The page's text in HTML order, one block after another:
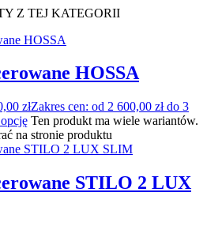
Z TEJ KATEGORII
HOSSA
złZakres cen: od 2 600,00 zł do 3
Ten produkt ma wiele wariantów.
na stronie produktu
STILO 2 LUX